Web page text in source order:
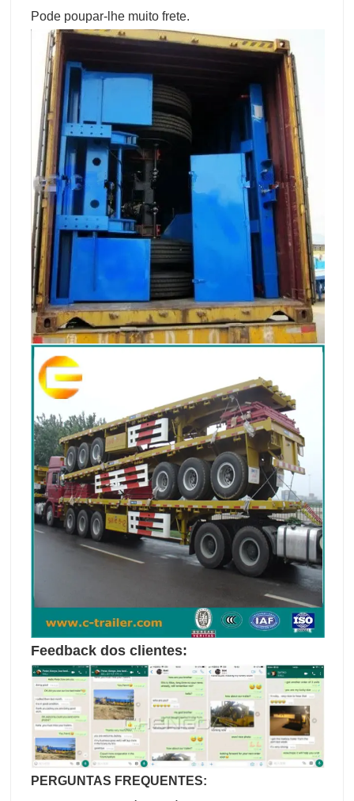
Pode poupar-lhe muito frete.
Feedback dos clientes:
PERGUNTAS FREQUENTES: